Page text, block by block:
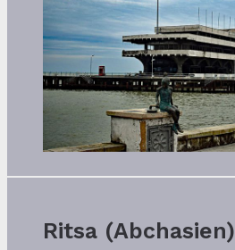
Ritsa (Abchasien)